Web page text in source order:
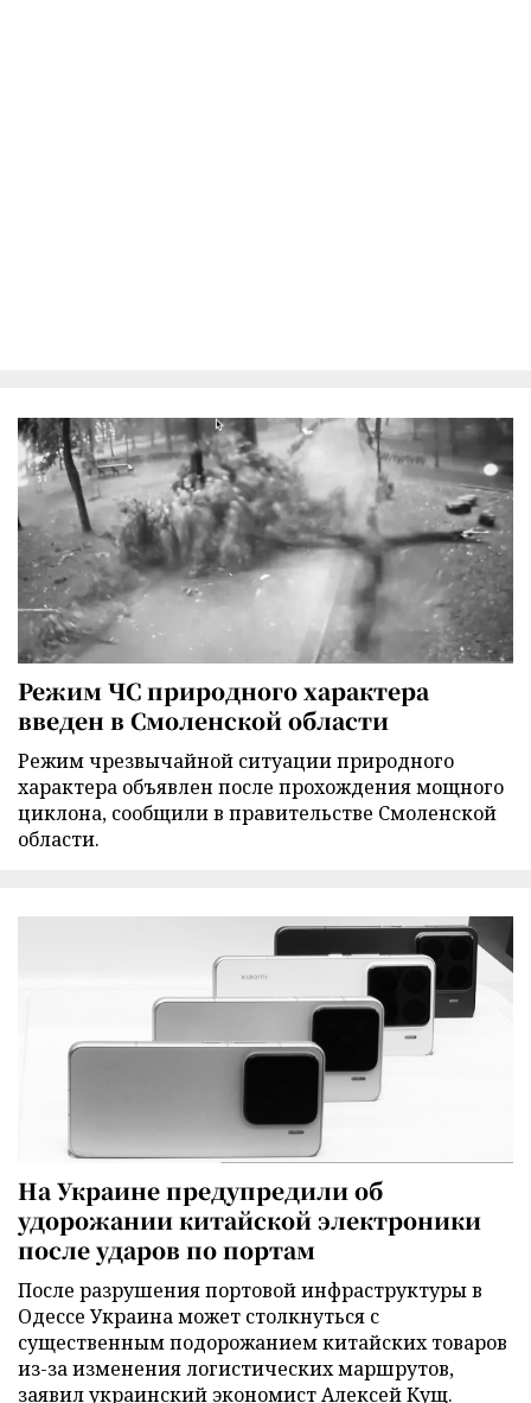
Режим ЧС природного характера
введен в Смоленской области
Режим чрезвычайной ситуации природного
характера объявлен после прохождения мощного
циклона, сообщили в правительстве Смоленской
области.
На Украине предупредили об
удорожании китайской электроники
после ударов по портам
После разрушения портовой инфраструктуры в
Одессе Украина может столкнуться с
существенным подорожанием китайских товаров
из-за изменения логистических маршрутов,
заявил украинский экономист Алексей Кущ.